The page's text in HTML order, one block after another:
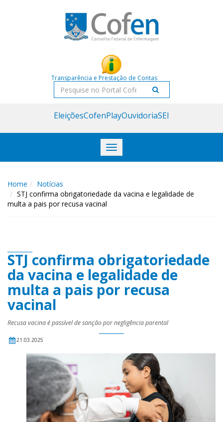
Transparência e Prestação de Contas
Pesquisar
EleiçõesCofenPlayOuvidoriaSEI
Toggle
navigation
Home
Notícias
STJ confirma obrigatoriedade da vacina e legalidade de
multa a pais por recusa vacinal
STJ confirma obrigatoriedade
da vacina e legalidade de
multa a pais por recusa
vacinal
Recusa vacina é passível de sanção por negligência parental
21.03.2025